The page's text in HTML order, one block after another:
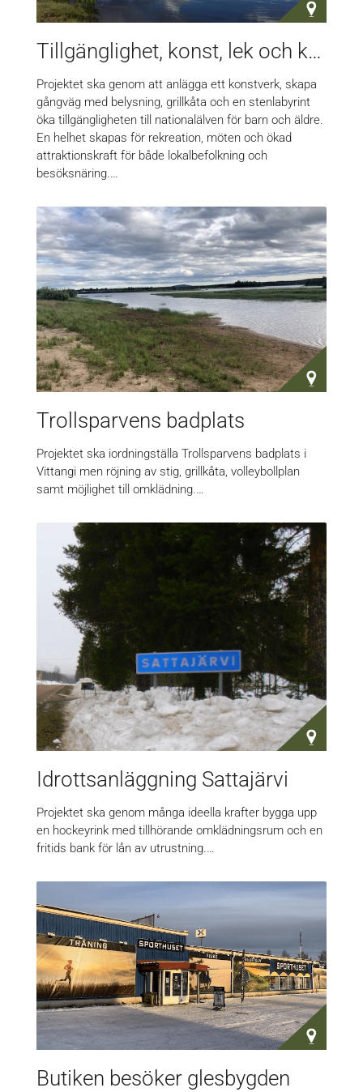
Tillgänglighet, konst, lek och kulturarv vid Torne älv
Projektet ska genom att anlägga ett konstverk, skapa
gångväg med belysning, grillkåta och en stenlabyrint
öka tillgängligheten till nationalälven för barn och äldre.
En helhet skapas för rekreation, möten och ökad
attraktionskraft för både lokalbefolkning och
besöksnäring.…
Trollsparvens badplats
Projektet ska iordningställa Trollsparvens badplats i
Vittangi men röjning av stig, grillkåta, volleybollplan
samt möjlighet till omklädning.…
Idrottsanläggning Sattajärvi
Projektet ska genom många ideella krafter bygga upp
en hockeyrink med tillhörande omklädningsrum och en
fritids bank för lån av utrustning.…
Butiken besöker glesbygden